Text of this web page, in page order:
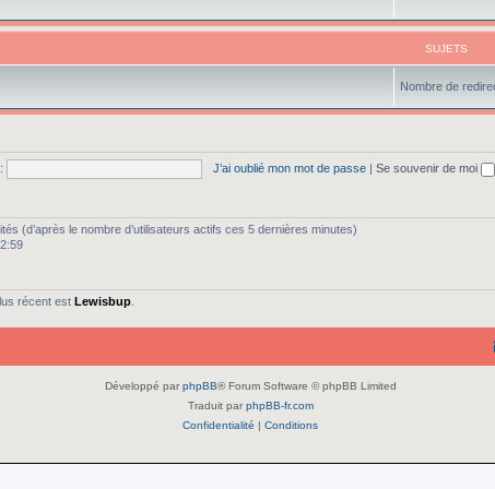
SUJETS
Nombre de
J’ai oublié mon mot de passe | Se souvenir de moi
(d’après le nombre d’utilisateurs actifs ces 5 dernières minutes)
récent est Lewisbup
Développé par phpBB® Forum Software © phpBB Limited
Traduit par phpBB-fr.com
Confidentialité | Conditions